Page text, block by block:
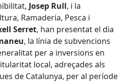
Josep Rull, i la
Ramaderia, Pesca i
Serret, han presentat el dia
, la línia de subvencions
per a inversions en
local, adreçades als
de Catalunya, per al període